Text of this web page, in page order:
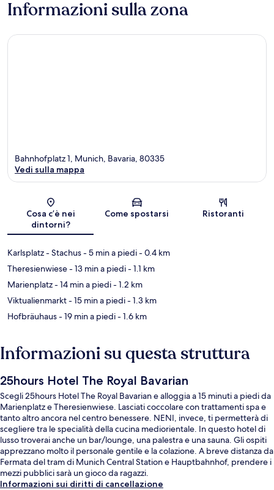
Informazioni sulla zona
Mappa
Bahnhofplatz 1, Munich, Bavaria, 80335
Vedi sulla mappa
Cosa c’è nei
dintorni?
Come spostarsi Ristoranti
Karlsplatz - Stachus- 5 min a piedi- 0.4 km
Theresienwiese- 13 min a piedi- 1.1 km
Marienplatz- 14 min a piedi- 1.2 km
Viktualienmarkt- 15 min a piedi- 1.3 km
Hofbräuhaus- 19 min a piedi- 1.6 km
Informazioni su questa struttura
25hours Hotel The Royal Bavarian
Scegli 25hours Hotel The Royal Bavarian e alloggia a 15 minuti a piedi da
Marienplatz e Theresienwiese. Lasciati coccolare con trattamenti spa e
tanto altro ancora nel centro benessere. NENI, invece, ti permetterà di
scegliere tra le specialità della cucina mediorientale. In questo hotel di
lusso troverai anche un bar/lounge, una palestra e una sauna. Gli ospiti
apprezzano molto il personale gentile e la colazione. A breve distanza da
Fermata del tram di Munich Central Station e Hauptbahnhof, prendere i
mezzi pubblici sarà un gioco da ragazzi.
Informazioni sui diritti di cancellazione